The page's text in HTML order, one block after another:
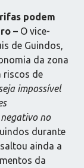
podem
– O vice-
de Guindos,
da zona
riscos de
impossível
no
durante
ainda a
da